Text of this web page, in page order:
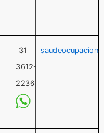
31
3612-
2236